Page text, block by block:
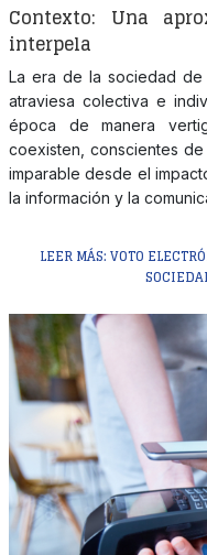
Contexto: Una
interpela
La era de la sociedad de
atraviesa colectiva e
época de manera
coexisten, conscientes
imparable desde el
la información y la
LEER MÁS: VOTO